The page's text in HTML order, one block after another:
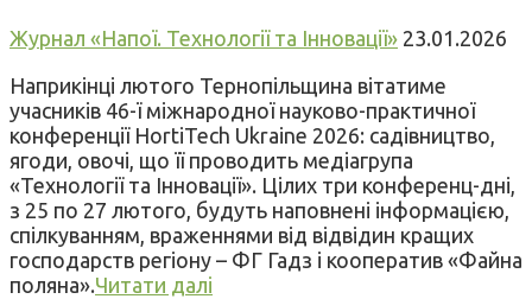
Журнал «Напої. Технології та Інновації» 23.01.2026
Наприкінці лютого Тернопільщина вітатиме
учасників 46-ї міжнародної науково-практичної
конференції HortiTech Ukraine 2026: садівництво,
ягоди, овочі, що її проводить медіагрупа
«Технології та Інновації». Цілих три конференц-дні,
з 25 по 27 лютого, будуть наповнені інформацією,
спілкуванням, враженнями від відвідин кращих
господарств регіону – ФГ Гадз і кооператив «Файна
поляна».Читати далі